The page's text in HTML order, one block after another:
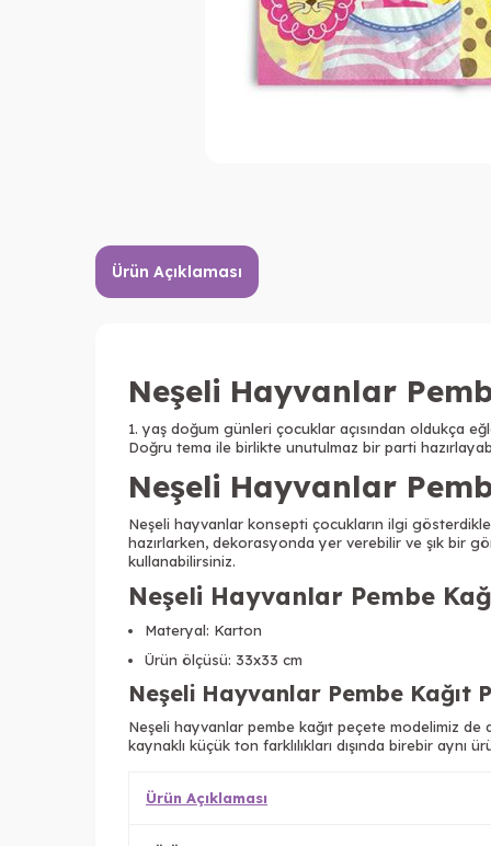
Ürün Açıklaması
Neşeli Hayvanlar
1. yaş doğum günleri çocuklar açısından oldukça
Doğru tema ile birlikte unutulmaz bir parti
Neşeli Hayvanlar
Neşeli hayvanlar konsepti çocukların ilgi
hazırlarken, dekorasyonda yer verebilir ve şık bir
kullanabilirsiniz.
Neşeli Hayvanlar Pembe
Materyal: Karton
Ürün ölçüsü: 33x33 cm
Neşeli Hayvanlar Pembe Kağıt
Neşeli hayvanlar pembe kağıt peçete modelimiz
kaynaklı küçük ton farklılıkları dışında birebir aynı
Ürün Açıklaması